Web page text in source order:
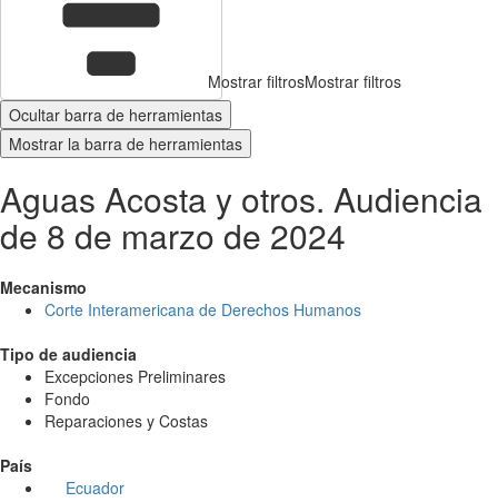
Mostrar filtrosMostrar filtros
Ocultar barra de herramientas
Mostrar la barra de herramientas
Aguas Acosta y otros. Audiencia
de 8 de marzo de 2024
Mecanismo
Corte Interamericana de Derechos Humanos
Tipo de audiencia
Excepciones Preliminares
Fondo
Reparaciones y Costas
País
Ecuador